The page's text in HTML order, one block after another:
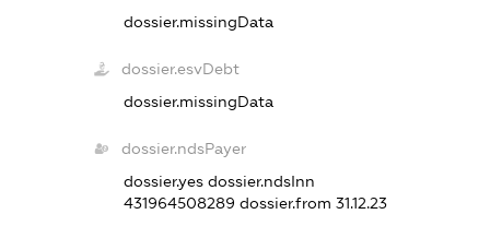
dossier.missingData
dossier.esvDebt
dossier.missingData
dossier.ndsPayer
dossier.yesdossier.ndsInn
431964508289dossier.from 31.12.23